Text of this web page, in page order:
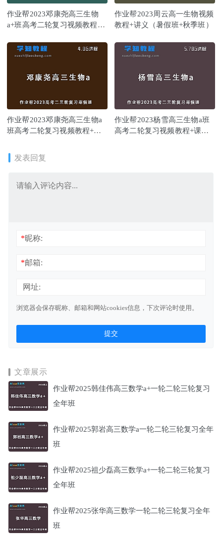
作业帮2023邓康尧高三生物
a+班高考二轮复习视频教程
作业帮2023周云高一生物视频
教程+讲义（暑假班+秋季班）
作业帮2023邓康尧高三生物a
班高考二轮复习视频教程+课
作业帮2023杨雪高三生物a班
高考二轮复习视频教程+课堂
发表回复
*昵称:
*邮箱:
网址:
浏览器会保存昵称、邮箱和网站cookies信息，下次评论时使用。
文章展示
作业帮2025韩佳伟高三数学a+一轮二轮三轮复习
全年班
作业帮2025郭岩高三数学a一轮二轮三轮复习全年
班
作业帮2025祖少磊高三数学a+一轮二轮三轮复习
全年班
作业帮2025张华高三数学一轮二轮三轮复习全年
班